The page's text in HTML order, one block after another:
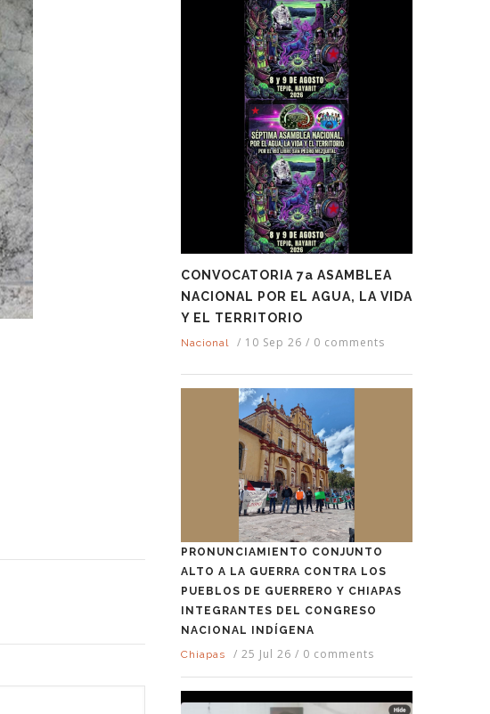
CONVOCATORIA 7a ASAMBLEA
NACIONAL POR EL AGUA, LA VIDA
Y EL TERRITORIO
Nacional / 10 Sep 26 / 0 comments
PRONUNCIAMIENTO CONJUNTO
ALTO A LA GUERRA CONTRA LOS
PUEBLOS DE GUERRERO Y CHIAPAS
INTEGRANTES DEL CONGRESO
NACIONAL INDÍGENA
Chiapas
/ 25 Jul 26 / 0 comments